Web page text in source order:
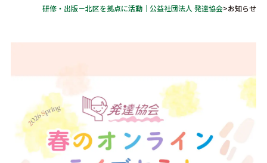
月刊 発達教育
書籍・DVD・教材
よくある質問
研修・出版－北区を拠点に活動｜公益社団法人 発達協会>お知らせ